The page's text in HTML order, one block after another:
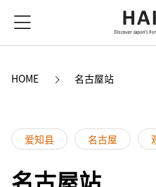
HOME 名古屋站
爱知县 名古屋